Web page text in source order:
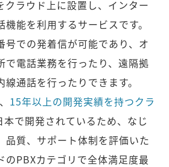
クラウド上に設置し、インター
能を利用するサービスです。
号での発着信が可能であり、オ
で電話業務を行ったり、遠隔拠
通話を行ったりできます。
15年以上の開発実績を持つクラ
本で開発されているため、なじ
品質、サポート体制を評価いた
のPBXカテゴリで全体満足度最